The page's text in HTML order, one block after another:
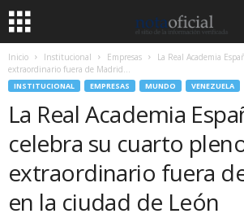
Inicio Institucional Empresas
La Real Academia
extraordinario fuera de Madrid...
INSTITUCIONAL EMPRESAS MUNDO VENEZUELA
La Real Academia
celebra su cuarto
extraordinario fuera
en la ciudad de León